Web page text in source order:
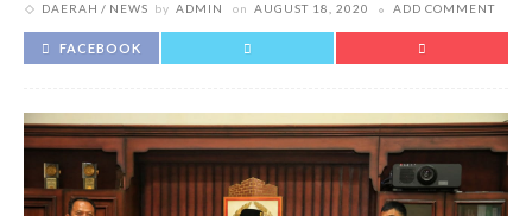
DAERAH NEWS by ADMIN on AUGUST 18, 2020 ADD COMMENT
FACEBOOK